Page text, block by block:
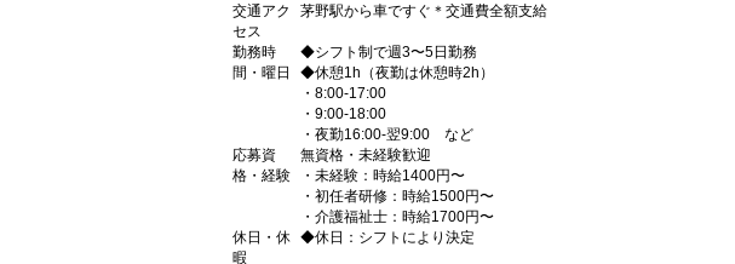
交通アク
セス
茅野駅から車ですぐ＊交通費全額支給
勤務時
間・曜日
◆シフト制で週3〜5日勤務
◆休憩1h（夜勤は休憩時2h）
・8:00-17:00
・9:00-18:00
・夜勤16:00-翌9:00 など
応募資
格・経験
無資格・未経験歓迎
・未経験：時給1400円〜
・初任者研修：時給1500円〜
・介護福祉士：時給1700円〜
休日・休
暇
◆休日：シフトにより決定